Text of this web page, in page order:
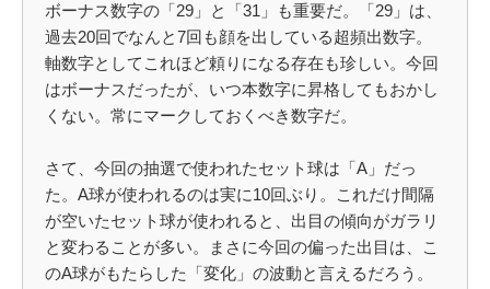
ボーナス数字の「29」と「31」も重要だ。「29」は、
過去20回でなんと7回も顔を出している超頻出数字。
軸数字としてこれほど頼りになる存在も珍しい。今回
はボーナスだったが、いつ本数字に昇格してもおかし
くない。常にマークしておくべき数字だ。
さて、今回の抽選で使われたセット球は「A」だっ
た。A球が使われるのは実に10回ぶり。これだけ間隔
が空いたセット球が使われると、出目の傾向がガラリ
と変わることが多い。まさに今回の偏った出目は、こ
のA球がもたらした「変化」の波動と言えるだろう。